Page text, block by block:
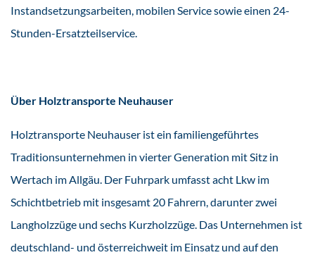
Instandsetzungsarbeiten, mobilen Service sowie einen 24-
Stunden-Ersatzteilservice.
Über Holztransporte Neuhauser
Holztransporte Neuhauser ist ein familiengeführtes
Traditionsunternehmen in vierter Generation mit Sitz in
Wertach im Allgäu. Der Fuhrpark umfasst acht Lkw im
Schichtbetrieb mit insgesamt 20 Fahrern, darunter zwei
Langholzzüge und sechs Kurzholzzüge. Das Unternehmen ist
deutschland- und österreichweit im Einsatz und auf den